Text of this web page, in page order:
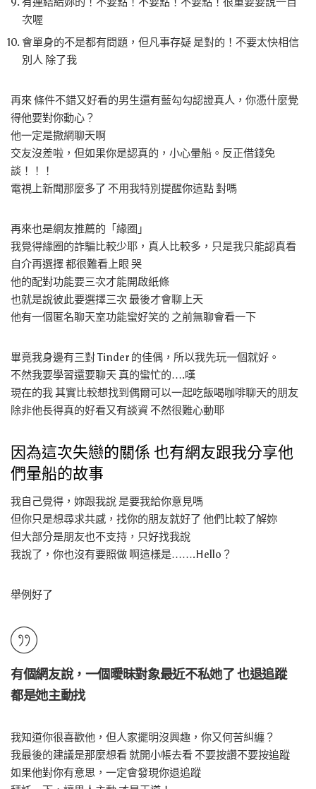
次喔
會單身的不是都有問題，但凡事存疑 是對的！不要太快相信
別人 除了我
再來 條件不錯又好看的男生還有藍勾勾認證真人，你憑什麼覺
得他要對你動心？
他一定是撒網聊天啊
交友沒差啦，但如果你是認真的，小心暈船。反正借錢免
談！！！
電視上新聞那麼多了 不用我特別提醒你這點 對嗎
再來也是網友推薦的「緣圈」
我覺得緣圈的詐騙比較少耶，真人比較多，只是我只能認真看
自介再選擇 都很難看上眼 哭
他的配對功能要三次才能開啟紙條
也就是說彼此要選擇三次 最後才會聊上天
他有一個匿名聊天室功能蠻好笑的 之前無聊會看一下
畢竟我身邊有三對 Tinder 的佳偶，所以我先玩一個就好。
不然我要學習還要聊天 真的蠻忙的….嘆
現在的我 其實比較想找到偶爾可以一起吃飯喝咖啡聊天的朋友
除非他長得真的好看又有談資 不然很難心動耶
因為這次失戀的關係 也有網友跟我分享他
們暈船的故事
我自己覺得，妳跟我說 是要我給你意見嗎
但你只是想尋求共感，找你的朋友就好了 他們比較了解妳
但大部分是朋友也不支持，只好找我說
我說了，你也沒有要照做 啊這樣是…….Hello？
舉例好了
有個網友說，一個曖昧對象最近不私她了 也退追蹤
都是她主動找
我知道你很喜歡他，但人家擺明沒興趣，你又何苦糾纏？
我最後的建議是那麼想看 就開小帳去看 不要按讚不要按追蹤
如果他對你有意思，一定會發現你退追蹤